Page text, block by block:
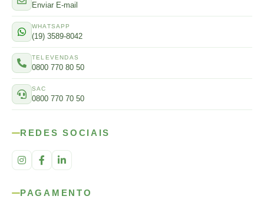
Enviar E-mail
WHATSAPP
(19) 3589-8042
TELEVENDAS
0800 770 80 50
SAC
0800 770 70 50
REDES SOCIAIS
PAGAMENTO